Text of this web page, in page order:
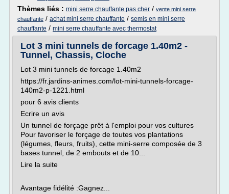
Thèmes liés : mini serre chauffante pas cher / vente mini serre
chauffante / achat mini serre chauffante / semis en mini serre
chauffante / mini serre chauffante avec thermostat
Lot 3 mini tunnels de forcage 1.40m2 -
Tunnel, Chassis, Cloche
Lot 3 mini tunnels de forcage 1.40m2
https://fr.jardins-animes.com/lot-mini-tunnels-forcage-
140m2-p-1221.html
pour 6 avis clients
Ecrire un avis
Un tunnel de forçage prêt à l'emploi pour vos cultures
Pour favoriser le forçage de toutes vos plantations
(légumes, fleurs, fruits), cette mini-serre composée de 3
bases tunnel, de 2 embouts et de 10...
Lire la suite
Avantage fidélité :Gagnez...